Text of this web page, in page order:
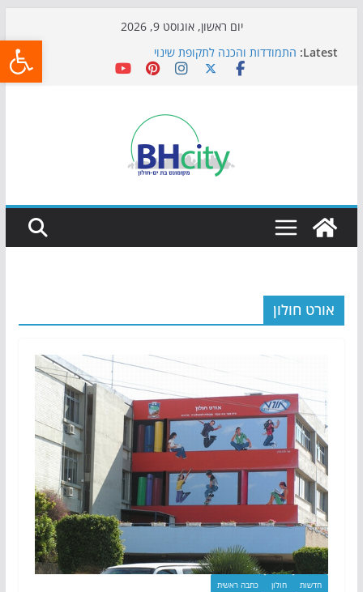
יום ראשון, אוגוסט 9, 2026
Latest: התמודדות והכנה לתקופת שינוי
אי ההרפתקאות ממשיך לכבוש את הגינות: מאות משפחות
כדורגל באווירה מיוחדת: הקרנת גמר המונדיאל בטרמינל
הקיץ של בני הנוער בבת־ים: חוף הריביירה הופך למרחב
בטוח בשעות הערב
אורט חולון
חדשות חולון כתבה ראשית